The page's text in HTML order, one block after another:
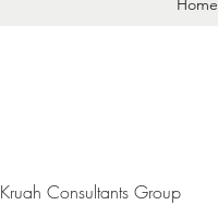
Home
Kruah Consultants Group